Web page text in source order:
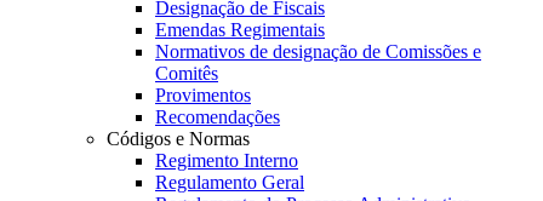
Designação de Fiscais
Emendas Regimentais
Normativos de designação de Comissões e
Comitês
Provimentos
Recomendações
Códigos e Normas
Regimento Interno
Regulamento Geral